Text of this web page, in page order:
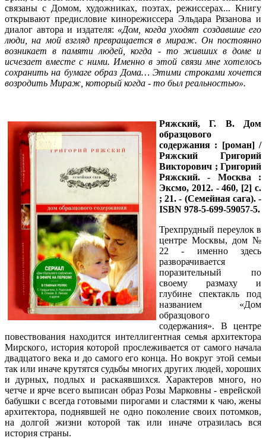
связаны с Домом, художниках, поэтах, режиссерах... Книгу
открывают предисловие кинорежиссера Эльдара Рязанова и
диалог автора и издателя: «Дом, когда уходят создавшие его
люди, на мой взгляд превращается в мираж. Он постоянно
возникает в памяти людей, когда - то живших в доме и
исчезает вместе с ними. Именно в этой связи мне хотелось
сохранить на бумаге образ Дома… Этими строками хочется
возродить Мираж, который когда - то был реальностью».
Ряжский, Г. В.Дом
образцового
содержания : [роман] /
Ряжский Григорий
Викторович ; Григорий
Ряжский. - Москва :
Эксмо, 2012. - 460, [2] с.
; 21. - (Семейная сага). -
ISBN 978-5-699-59057-5.
Трехпрудный переулок в
центре Москвы, дом №
22 - именно здесь
разворачивается
поразительный по
своему размаху и
глубине спектакль под
названием «Дом
образцового
содержания». В центре
повествования находится интеллигентная семья архитектора
Мирского, история которой прослеживается от самого начала
двадцатого века и до самого его конца. Но вокруг этой семьи
так или иначе крутятся судьбы многих других людей, хороших
и дурных, подлых и раскаявшихся. Характеров много, но
четче и ярче всего выписан образ Розы Марковны - еврейской
бабушки с всегда готовыми пирогами и сластями к чаю, жены
архитектора, поднявшей не одно поколение своих потомков,
на долгой жизни которой так или иначе отразилась вся
история страны.